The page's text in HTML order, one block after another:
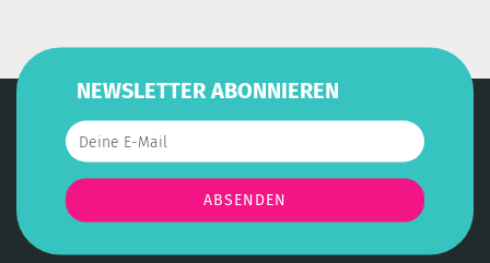
NEWSLETTER ABONNIEREN